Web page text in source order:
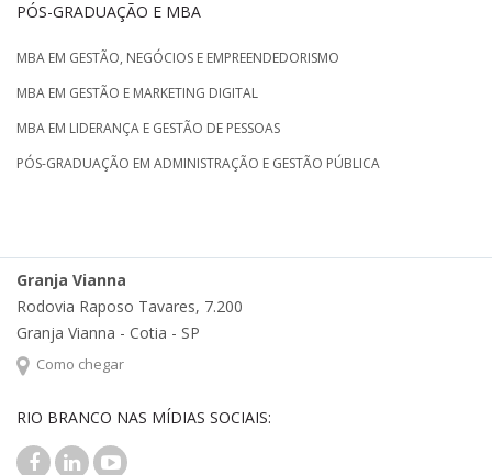
PÓS-GRADUAÇÃO E MBA
MBA EM GESTÃO, NEGÓCIOS E EMPREENDEDORISMO
MBA EM GESTÃO E MARKETING DIGITAL
MBA EM LIDERANÇA E GESTÃO DE PESSOAS
PÓS-GRADUAÇÃO EM ADMINISTRAÇÃO E GESTÃO PÚBLICA
Granja Vianna
Rodovia Raposo Tavares, 7.200
Granja Vianna - Cotia - SP
Como chegar
RIO BRANCO NAS MÍDIAS SOCIAIS: